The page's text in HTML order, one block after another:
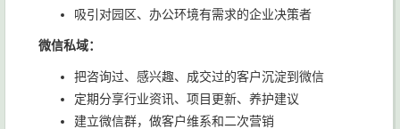
吸引对园区、办公环境有需求的企业决策者
微信私域：
把咨询过、感兴趣、成交过的客户沉淀到微信
定期分享行业资讯、项目更新、养护建议
建立微信群，做客户维系和二次营销